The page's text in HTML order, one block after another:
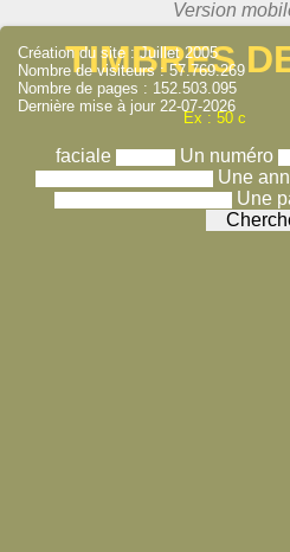
TIMBRES
Ex : 50 c
faciale Un numéro
Une
Une
Création du site : Juillet 2005
Nombre de visiteurs : 57.769.269
Nombre de pages : 152.503.095
Dernière mise à jour 22-07-2026